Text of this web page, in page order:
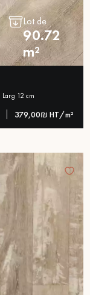
Lot de
90.72
m²
larg 12 cm
379,00₪ HT/m²